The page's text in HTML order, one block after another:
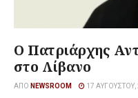
Ο Πατριάρχης
στο Λίβανο
ΑΠΌ NEWSROOM 17 ΑΥΓΟΎΣΤΟΥ,